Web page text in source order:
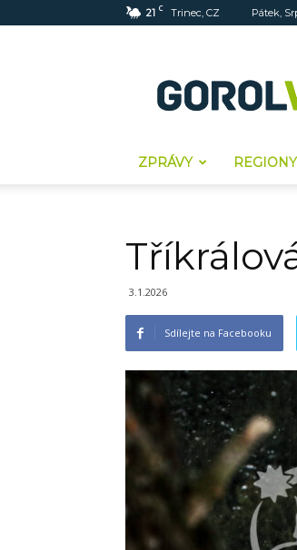
21 C Trinec, CZ Pátek,
ZPRÁVY REGIONY
3.1.2026
Sdílejte na Facebooku